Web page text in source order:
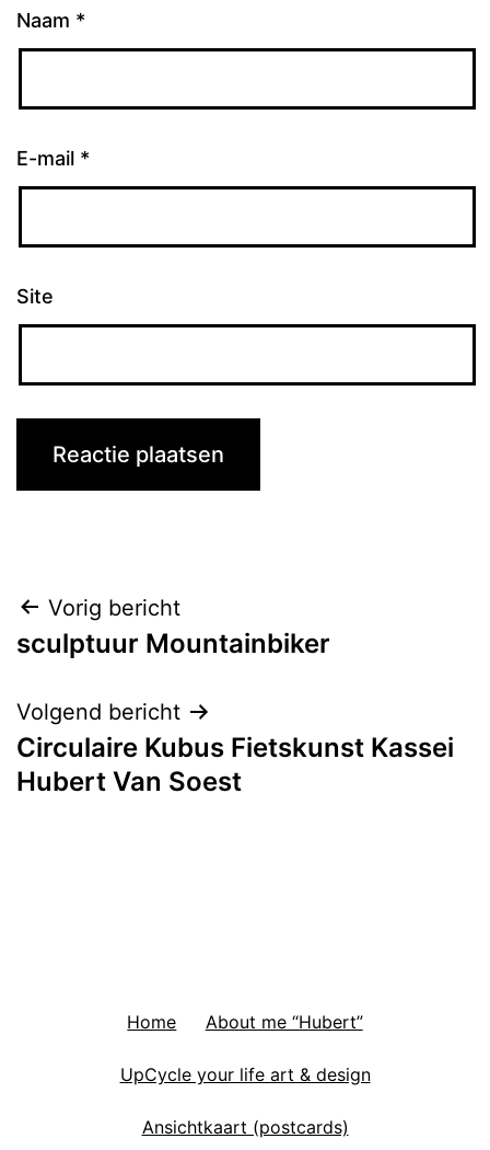
Naam *
E-mail *
Site
Bericht
navigatie
Vorig bericht
sculptuur Mountainbiker
Volgend bericht
Circulaire Kubus Fietskunst Kassei
Hubert Van Soest
Home About me “Hubert”
UpCycle your life art & design
Ansichtkaart (postcards)